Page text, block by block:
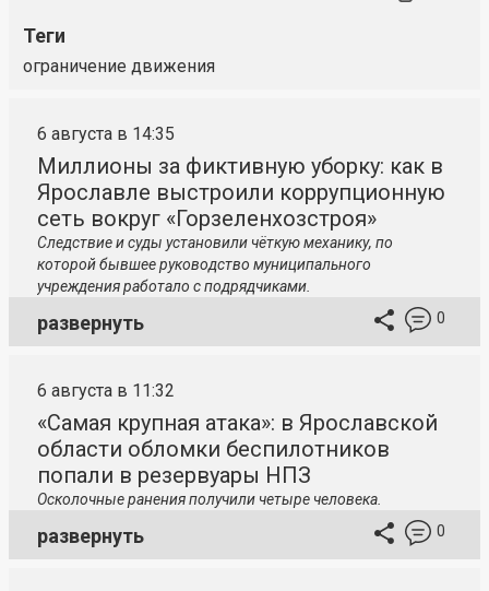
Теги
ограничение движения
6 августа в 14:35
Миллионы за фиктивную уборку: как в
Ярославле выстроили коррупционную
сеть вокруг «Горзеленхозстроя»
Следствие и суды установили чёткую механику, по
которой бывшее руководство муниципального
учреждения работало с подрядчиками.
развернуть 0
6 августа в 11:32
«Самая крупная атака»: в Ярославской
области обломки беспилотников
попали в резервуары НПЗ
Осколочные ранения получили четыре человека.
развернуть 0